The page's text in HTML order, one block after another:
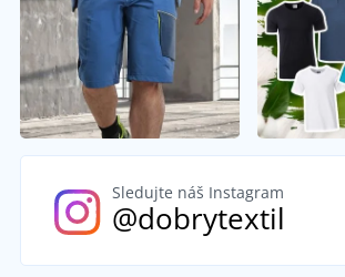
Sledujte náš Instagram
@dobrytextil